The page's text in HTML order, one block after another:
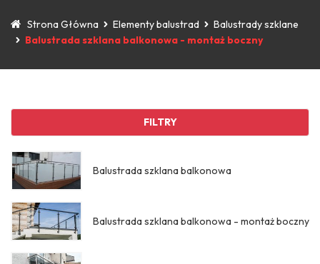
Strona Główna Elementy balustrad
Balustrady szklane
Balustrada szklana balkonowa - montaż boczny
FILTRY
Balustrada szklana balkonowa
Balustrada szklana balkonowa - montaż boczny